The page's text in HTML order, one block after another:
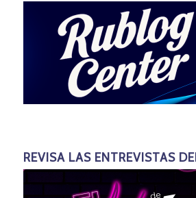
REVISA LAS ENTREVISTAS